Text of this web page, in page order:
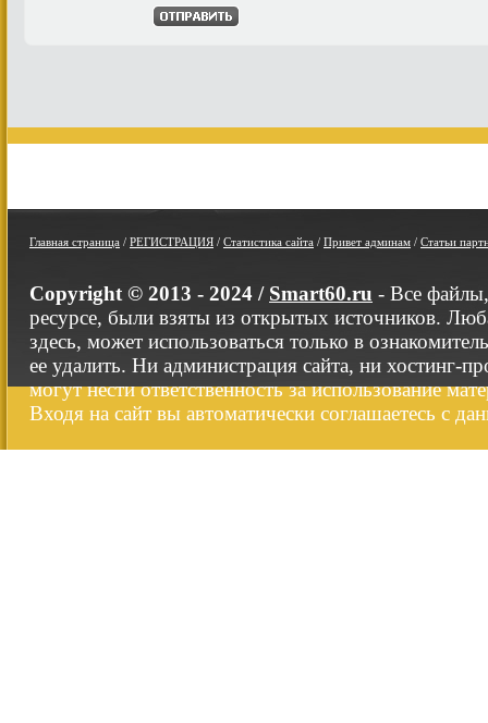
Главная страница / РЕГИСТРАЦИЯ / Статистика сайта / Привет админам / Статьи
Copyright © 2013 - 2024 / Smart60.ru - Все
ресурсе, были взяты из открытых источников.
здесь, может использоваться только в
ее удалить. Ни администрация сайта, ни хостинг-
могут нести ответственность за использование
Входя на сайт вы автоматически соглашаетесь с